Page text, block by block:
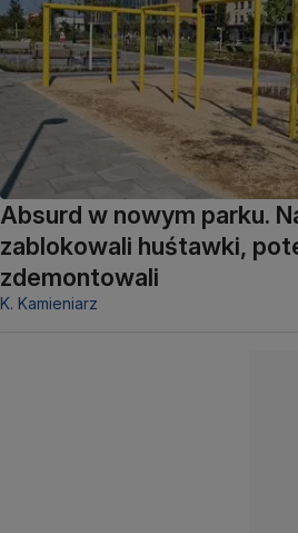
Absurd w nowym parku.
zablokowali huśtawki,
zdemontowali
K. Kamieniarz